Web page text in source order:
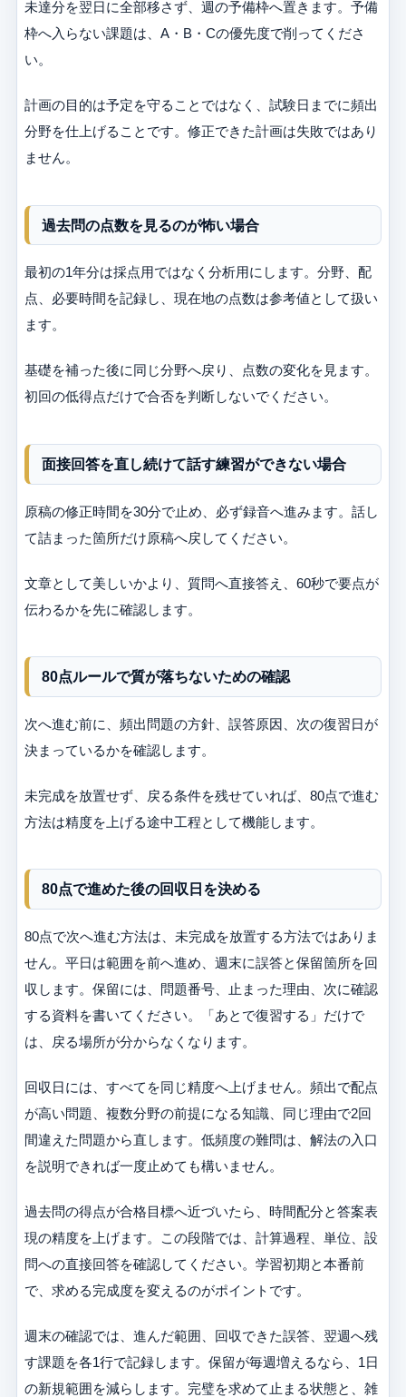
未達分を翌日に全部移さず、週の予備枠へ置きます。予備
枠へ入らない課題は、A・B・Cの優先度で削ってくださ
い。
計画の目的は予定を守ることではなく、試験日までに頻出
分野を仕上げることです。修正できた計画は失敗ではあり
ません。
過去問の点数を見るのが怖い場合
最初の1年分は採点用ではなく分析用にします。分野、配
点、必要時間を記録し、現在地の点数は参考値として扱い
ます。
基礎を補った後に同じ分野へ戻り、点数の変化を見ます。
初回の低得点だけで合否を判断しないでください。
面接回答を直し続けて話す練習ができない場合
原稿の修正時間を30分で止め、必ず録音へ進みます。話し
て詰まった箇所だけ原稿へ戻してください。
文章として美しいかより、質問へ直接答え、60秒で要点が
伝わるかを先に確認します。
80点ルールで質が落ちないための確認
次へ進む前に、頻出問題の方針、誤答原因、次の復習日が
決まっているかを確認します。
未完成を放置せず、戻る条件を残せていれば、80点で進む
方法は精度を上げる途中工程として機能します。
80点で進めた後の回収日を決める
80点で次へ進む方法は、未完成を放置する方法ではありま
せん。平日は範囲を前へ進め、週末に誤答と保留箇所を回
収します。保留には、問題番号、止まった理由、次に確認
する資料を書いてください。「あとで復習する」だけで
は、戻る場所が分からなくなります。
回収日には、すべてを同じ精度へ上げません。頻出で配点
が高い問題、複数分野の前提になる知識、同じ理由で2回
間違えた問題から直します。低頻度の難問は、解法の入口
を説明できれば一度止めても構いません。
過去問の得点が合格目標へ近づいたら、時間配分と答案表
現の精度を上げます。この段階では、計算過程、単位、設
問への直接回答を確認してください。学習初期と本番前
で、求める完成度を変えるのがポイントです。
週末の確認では、進んだ範囲、回収できた誤答、翌週へ残
す課題を各1行で記録します。保留が毎週増えるなら、1日
の新規範囲を減らします。完璧を求めて止まる状態と、雑